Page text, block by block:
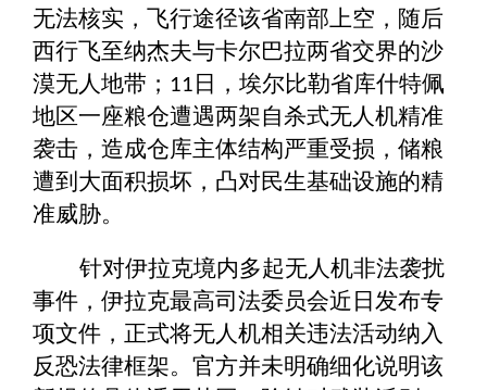
无法核实，飞行途径该省南部上空，随后
西行飞至纳杰夫与卡尔巴拉两省交界的沙
漠无人地带； 11 日，埃尔比勒省库什特佩
地区一座粮仓遭遇两架自杀式无人机精准
袭击，造成仓库主体结构严重受损，储粮
遭到大面积损坏，凸对民生基础设施的精
准威胁。
针对伊拉克境内多起无人机非法袭扰
事件，伊拉克最高司法委员会近日发布专
项文件，正式将无人机相关违法活动纳入
反恐法律框架。官方并未明确细化说明该